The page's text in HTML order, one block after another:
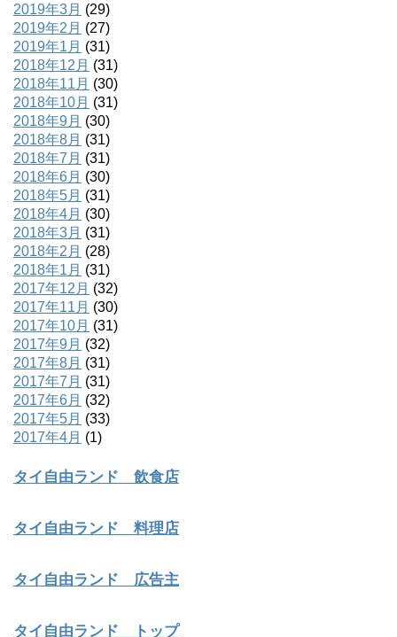
2019年3月 (29)
2019年2月 (27)
2019年1月 (31)
2018年12月 (31)
2018年11月 (30)
2018年10月 (31)
2018年9月 (30)
2018年8月 (31)
2018年7月 (31)
2018年6月 (30)
2018年5月 (31)
2018年4月 (30)
2018年3月 (31)
2018年2月 (28)
2018年1月 (31)
2017年12月 (32)
2017年11月 (30)
2017年10月 (31)
2017年9月 (32)
2017年8月 (31)
2017年7月 (31)
2017年6月 (32)
2017年5月 (33)
2017年4月 (1)
タイ自由ランド 飲食店
タイ自由ランド 料理店
タイ自由ランド 広告主
タイ自由ランド トップ